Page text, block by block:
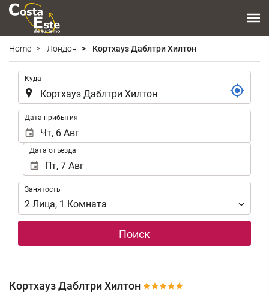
Home Лондон Кортхауз Даблтри Хилтон
Куда
Дата прибытия
Дата отъезда
Занятость
Занятость
2 Лица, 1 Комната
Поиск
Кортхауз Даблтри Хилтон